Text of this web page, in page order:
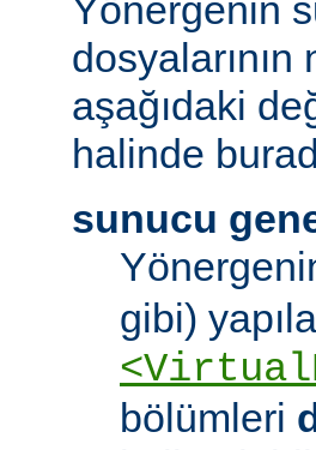
Yönergenin
aşağıdaki
halinde
sunucu
gibi)
bölümleri